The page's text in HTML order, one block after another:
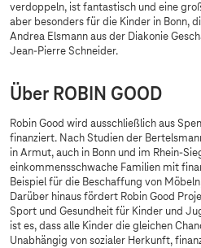
verdoppeln, ist fantastisch und eine
aber besonders für die Kinder in Bonn,
Andrea Elsmann aus der Diakonie
Jean-Pierre Schneider.
Über ROBIN GOOD
Robin Good wird ausschließlich aus
finanziert. Nach Studien der
in Armut, auch in Bonn und im Rhein-
einkommensschwache Familien mit
Beispiel für die Beschaffung von
Darüber hinaus fördert Robin Good
Sport und Gesundheit für Kinder und
ist es, dass alle Kinder die gleichen
Unabhängig von sozialer Herkunft,